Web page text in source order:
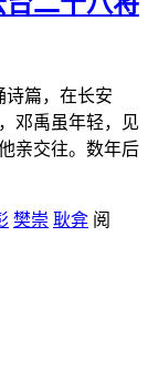
诗篇，在长安
邓禹虽年轻，见
亲交往。数年后
樊崇 耿弇 阅